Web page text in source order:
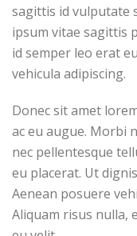
sagittis id vulputate
ipsum vitae sagittis
id semper leo erat
vehicula adipiscing.
Donec sit amet
ac eu augue. Morbi
nec pellentesque
eu placerat. Ut
Aenean posuere
Aliquam risus nulla,